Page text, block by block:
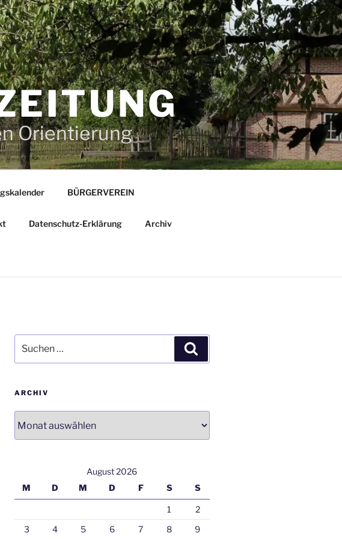
Orientierung
BÜRGERVEREIN
Datenschutz-Erklärung Archiv
nach:
ARCHIV
August 2026
M
D M D F S S
1
2
3
4 5 6 7 8 9